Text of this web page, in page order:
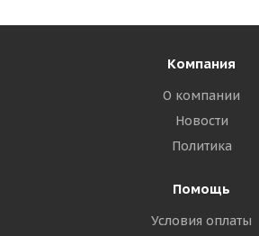
Компания
О компании
Новости
Политика
Помощь
Условия оплаты